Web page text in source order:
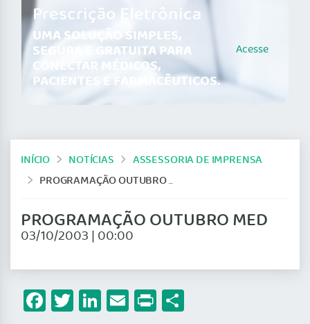
Prescrição Eletrônica
UMA SOLUÇÃO SIMPLES,
SEGURA E GRATUITA PARA
CONECTAR MÉDICOS,
PACIENTES E FARMACÊUTICOS.
Acesse
INÍCIO NOTÍCIAS
ASSESSORIA DE IMPRENSA
PROGRAMAÇÃO OUTUBRO MED
PROGRAMAÇÃO OUTUBRO MED
03/10/2003 | 00:00
Facebook
Twitter
LinkedIn
Email
Print